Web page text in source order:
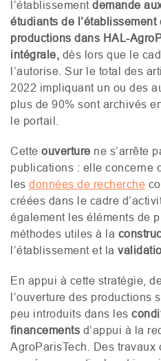
l’établissement demande
étudiants de l’établissement
productions dans HAL-
intégrale, dès lors que le
l’autorise. Sur le total des
2022 impliquant un ou des
plus de 90% sont archivés
le portail.
Cette ouverture ne s’arrête
publications : elle concerne
les données de recherche
créées dans le cadre
également les éléments de
méthodes utiles à la
l’établissement et la
En appui à cette stratégie,
l’ouverture des productions
peu introduits dans les
financements d’appui à la
AgroParisTech. Des travaux